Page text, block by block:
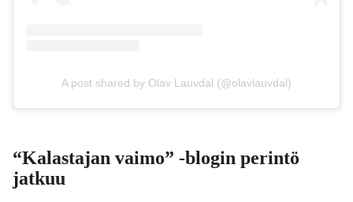
A post shared by Olav Lauvdal (@olavlauvdal)
“Kalastajan vaimo” -blogin perintö
jatkuu